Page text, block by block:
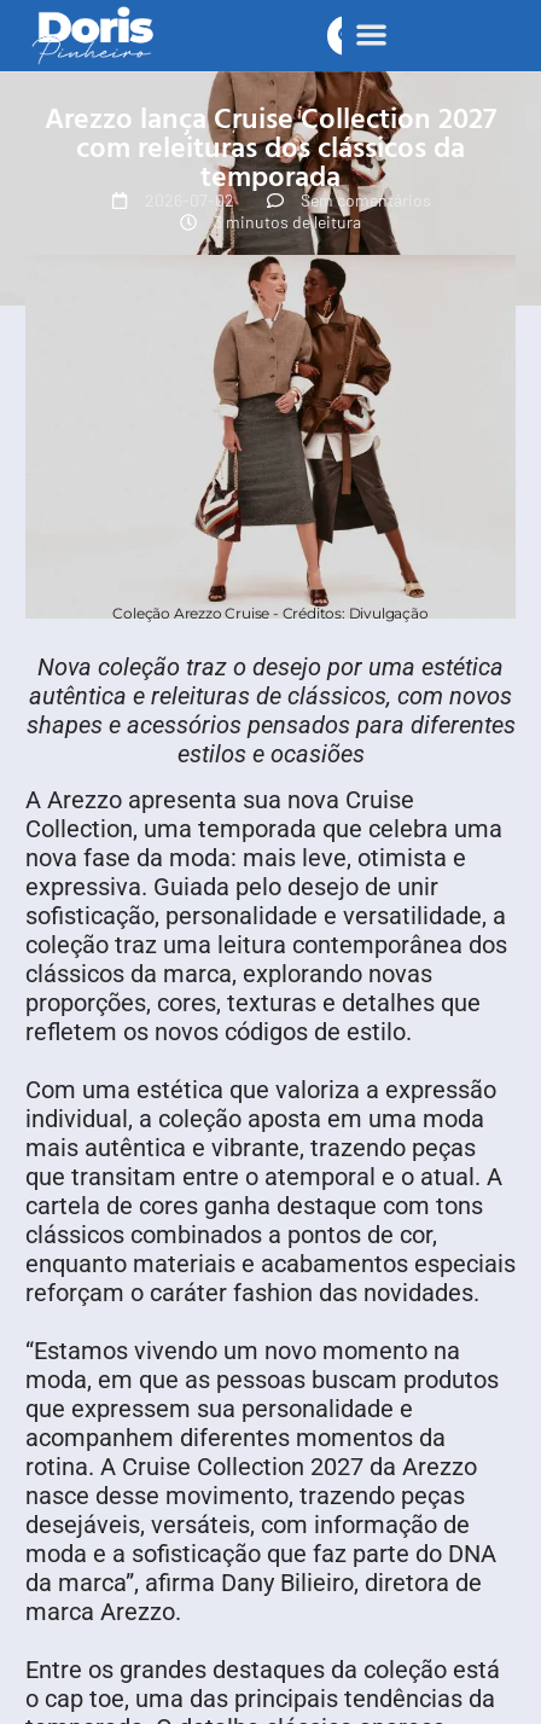
Arezzo lança Cruise Collection 2027
com releituras dos clássicos da
temporada
2026-07-02
Sem comentários
3 minutos de leitura
Coleção Arezzo Cruise - Créditos: Divulgação
Nova coleção traz o desejo por uma estética
autêntica e releituras de clássicos, com novos
shapes e acessórios pensados para diferentes
estilos e ocasiões
A Arezzo apresenta sua nova Cruise
Collection, uma temporada que celebra uma
nova fase da moda: mais leve, otimista e
expressiva. Guiada pelo desejo de unir
sofisticação, personalidade e versatilidade, a
coleção traz uma leitura contemporânea dos
clássicos da marca, explorando novas
proporções, cores, texturas e detalhes que
refletem os novos códigos de estilo.
Com uma estética que valoriza a expressão
individual, a coleção aposta em uma moda
mais autêntica e vibrante, trazendo peças
que transitam entre o atemporal e o atual. A
cartela de cores ganha destaque com tons
clássicos combinados a pontos de cor,
enquanto materiais e acabamentos especiais
reforçam o caráter fashion das novidades.
“Estamos vivendo um novo momento na
moda, em que as pessoas buscam produtos
que expressem sua personalidade e
acompanhem diferentes momentos da
rotina. A Cruise Collection 2027 da Arezzo
nasce desse movimento, trazendo peças
desejáveis, versáteis, com informação de
moda e a sofisticação que faz parte do DNA
da marca”, afirma Dany Bilieiro, diretora de
marca Arezzo.
Entre os grandes destaques da coleção está
o cap toe, uma das principais tendências da